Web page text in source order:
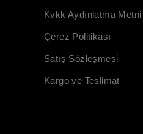
Kvkk Aydınlatma Metni
Çerez Politikası
Satış Sözleşmesi
Kargo ve Teslimat